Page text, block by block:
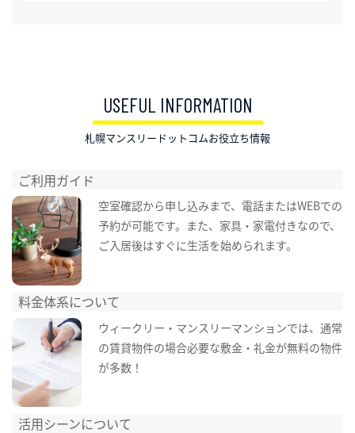
USEFUL INFORMATION
札幌マンスリードットコムお役立ち情報
ご利用ガイド
空室確認から申し込みまで、電話またはWEBでの
予約が可能です。また、家具・家電付きなので、
ご入居後はすぐに生活を始められます。
料金体系について
ウィークリー・マンスリーマンションでは、通常
の賃貸物件の場合必要な敷金・礼金が無料の物件
が多数！
活用シーンについて